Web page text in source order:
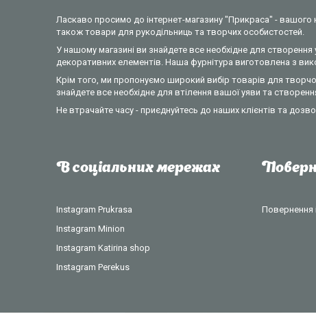
Ласкаво просимо до інтернет-магазину "Прикраса" - вашого
також товари для рукодільниць та творчих особистостей.
У нашому магазині ви знайдете все необхідне для
декоративних елементів. Наша фурнітура виготовлена з
Крім того, ми пропонуємо широкий вибір товарів для
знайдете все необхідне для втілення вашої уяви та
Не втрачайте часу - приєднуйтесь до наших клієнтів та
В соціальних мережах
Instagram Prukrasa
Instagram Minion
Instagram Katirina shop
Instagram Perekus
Повернення